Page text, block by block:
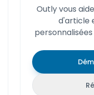
Outly vous
d'article